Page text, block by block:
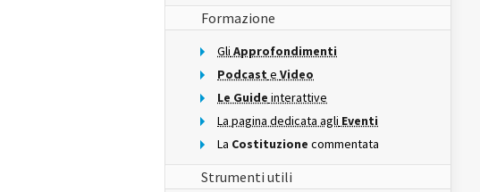
Formazione
Gli Approfondimenti
Podcast e Video
Le Guide interattive
La pagina dedicata agli Eventi
La Costituzione commentata
Strumenti utili